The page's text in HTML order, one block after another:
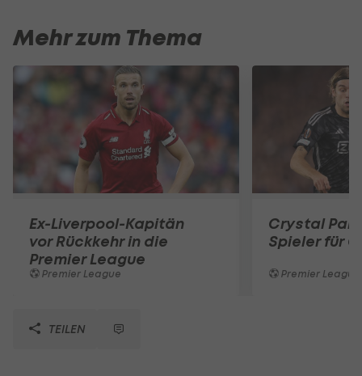
Mehr zum Thema
Ex-Liverpool-Kapitän
vor Rückkehr in die
Premier League
Premier League
Crystal
Spieler für
Premier League
TEILEN